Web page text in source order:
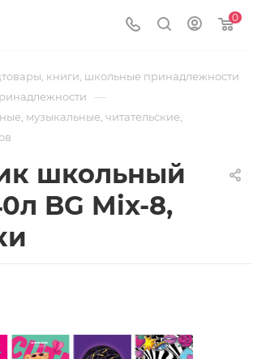
0
книги, школьные принадлежности
—
музыкальные, читательские,
школьный
BG Mix-8,